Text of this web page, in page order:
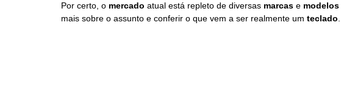
Por certo, o mercado atual está repleto de diversas marcas e modelos
mais sobre o assunto e conferir o que vem a ser realmente um teclado